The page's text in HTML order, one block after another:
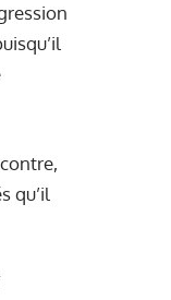
qu’il